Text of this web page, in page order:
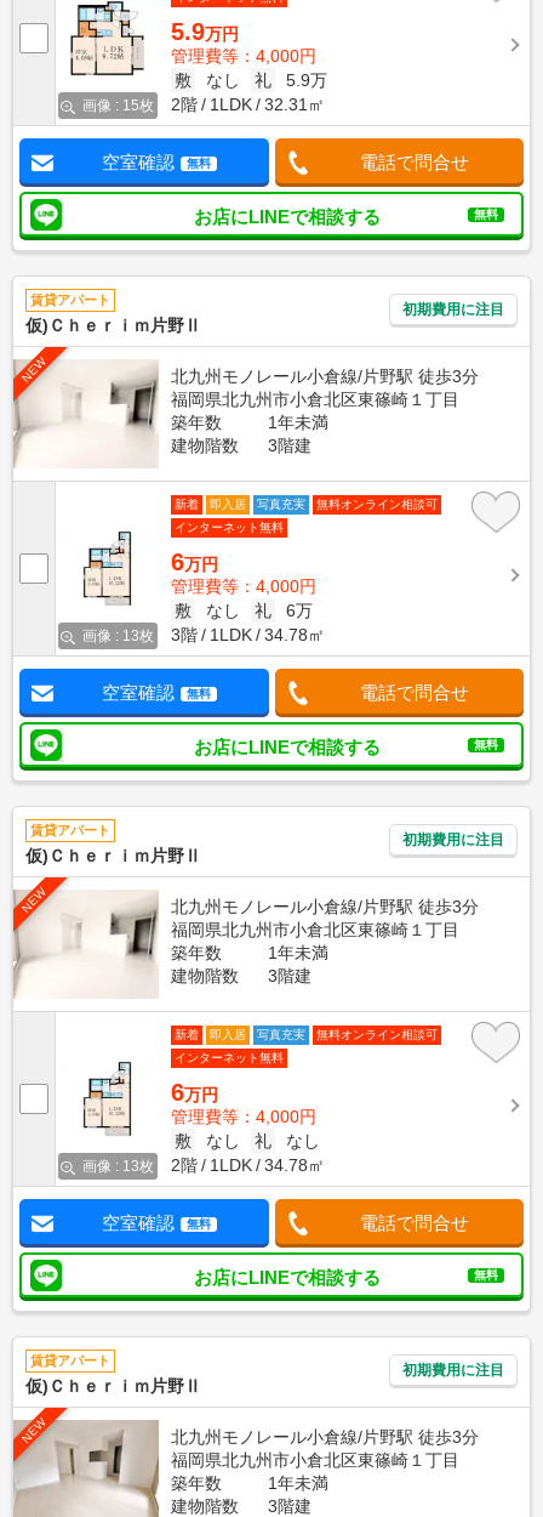
画像 : 15枚
5.9万円
管理費等：4,000円
敷
なし 礼
5.9万
2階
1LDK 32.31㎡
空室確認 無料 電話で問合せ
お店にLINEで相談する 無料
賃貸アパート
仮)Ｃｈｅｒｉｍ片野Ⅱ
初期費用に注目
NEW
北九州モノレール小倉線/片野駅 徒歩3分
福岡県北九州市小倉北区東篠崎１丁目
築年数
1年未満
建物階数
3階建
画像 : 13枚
新着 即入居 写真充実
無料オンライン相談可
インターネット無料
6万円
管理費等：4,000円
敷
なし 礼
6万
3階
1LDK 34.78㎡
空室確認 無料 電話で問合せ
お店にLINEで相談する 無料
賃貸アパート
仮)Ｃｈｅｒｉｍ片野Ⅱ
初期費用に注目
NEW
北九州モノレール小倉線/片野駅 徒歩3分
福岡県北九州市小倉北区東篠崎１丁目
築年数
1年未満
建物階数
3階建
画像 : 13枚
新着 即入居 写真充実
無料オンライン相談可
インターネット無料
6万円
管理費等：4,000円
敷
なし 礼
なし
2階
1LDK 34.78㎡
空室確認 無料 電話で問合せ
お店にLINEで相談する 無料
賃貸アパート
仮)Ｃｈｅｒｉｍ片野Ⅱ
初期費用に注目
NEW
北九州モノレール小倉線/片野駅 徒歩3分
福岡県北九州市小倉北区東篠崎１丁目
築年数
1年未満
建物階数
3階建